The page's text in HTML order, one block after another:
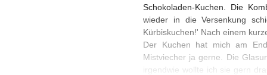
Schokoladen-Kuchen. Die
wieder in die Versenkung
Kürbiskuchen!' Nach einem
Der Kuchen hat mich am
Mistviecher ja gerne. Die
irgendwie wollte ich sie gern